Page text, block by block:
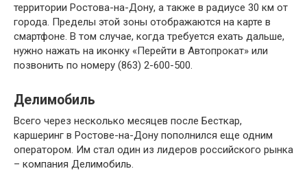
территории Ростова-на-Дону, а также в радиусе 30 км от
города. Пределы этой зоны отображаются на карте в
смартфоне. В том случае, когда требуется ехать дальше,
нужно нажать на иконку «Перейти в Автопрокат» или
позвонить по номеру (863) 2-600-500.
Делимобиль
Всего через несколько месяцев после Бесткар,
каршеринг в Ростове-на-Дону пополнился еще одним
оператором. Им стал один из лидеров российского рынка
– компания Делимобиль.